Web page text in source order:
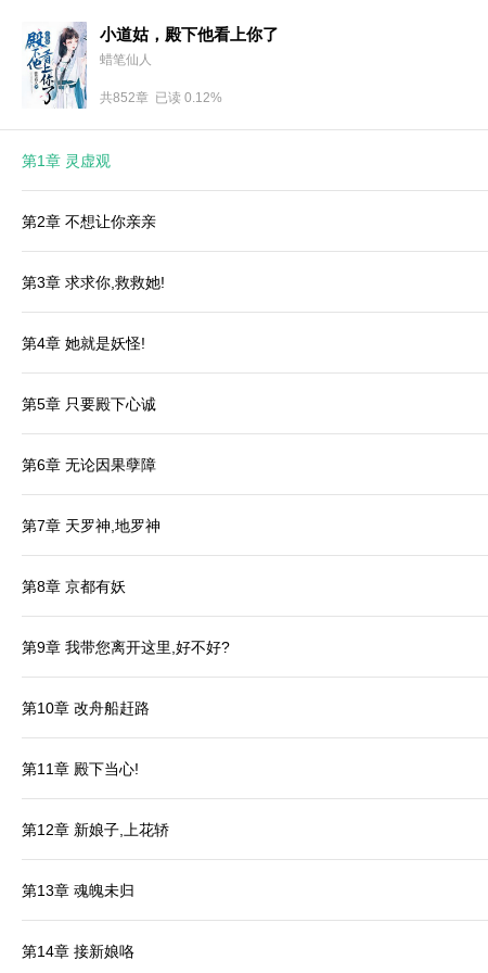
小道姑，殿下他看上你了
蜡笔仙人
共852章 已读 0.12%
第1章 灵虚观
第2章 不想让你亲亲
第3章 求求你,救救她!
第4章 她就是妖怪!
第5章 只要殿下心诚
第6章 无论因果孽障
第7章 天罗神,地罗神
第8章 京都有妖
第9章 我带您离开这里,好不好?
第10章 改舟船赶路
第11章 殿下当心!
第12章 新娘子,上花轿
第13章 魂魄未归
第14章 接新娘咯